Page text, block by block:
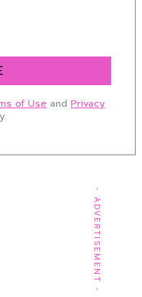
of Use and Privacy
- ADVERTISEMENT -